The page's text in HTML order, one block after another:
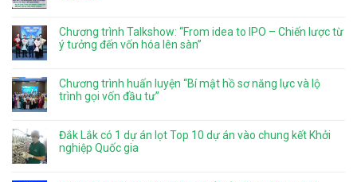
Chương trình Talkshow: “From idea to IPO – Chiến lược từ
ý tưởng đến vốn hóa lên sàn”
Chương trình huấn luyện “Bí mật hồ sơ năng lực và lộ
trình gọi vốn đầu tư”
Đắk Lắk có 1 dự án lọt Top 10 dự án vào chung kết Khởi
nghiệp Quốc gia